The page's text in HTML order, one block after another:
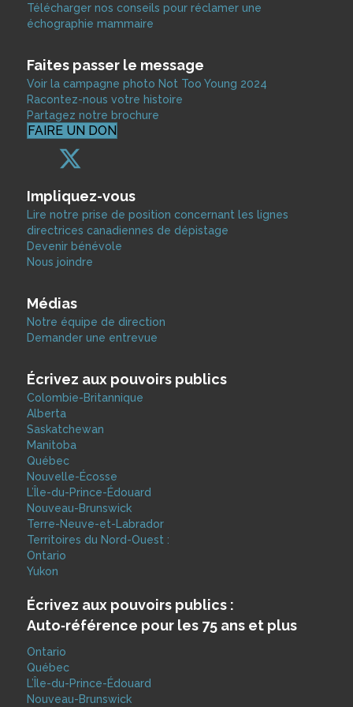
Télécharger nos conseils pour réclamer une
échographie mammaire
Faites passer le message
Voir la campagne photo Not Too Young 2024
Racontez-nous votre histoire
Partagez notre brochure
FAIRE UN DON
Impliquez-vous
Lire notre prise de position concernant les lignes
directrices canadiennes de dépistage
Devenir bénévole
Nous joindre
Médias
Notre équipe de direction
Demander une entrevue
Écrivez aux pouvoirs publics
Colombie-Britannique
Alberta
Saskatchewan
Manitoba
Québec
Nouvelle-Écosse
L’Île-du-Prince-Édouard
Nouveau-Brunswick
Terre-Neuve-et-Labrador
Territoires du Nord-Ouest :
Ontario
Yukon
Écrivez aux pouvoirs publics :
Auto‑référence pour les 75 ans et plus
Ontario
Québec
L’Île-du-Prince-Édouard
Nouveau-Brunswick